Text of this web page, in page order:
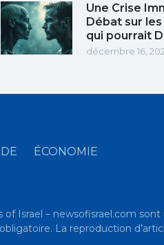
Une Crise
Débat sur
qui pourrait
décembre 16,
ÉCONOMIE
Israel – newsofisrael.com
La reproduction